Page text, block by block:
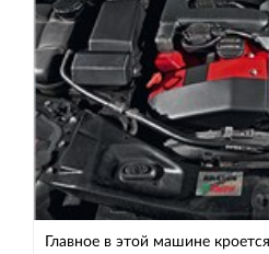
Главное в этой машине